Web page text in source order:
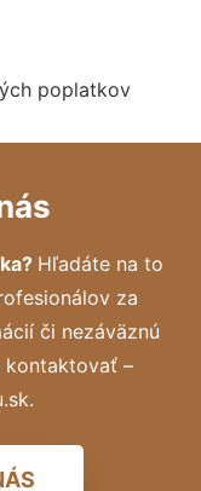
poplatkov
Hľadáte na to
za
či nezáväznú
kontaktovať –